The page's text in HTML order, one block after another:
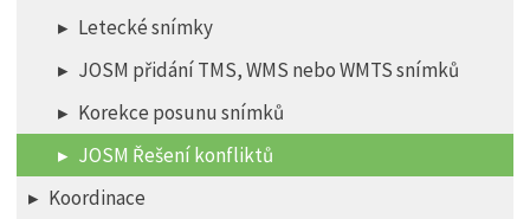
Letecké snímky
JOSM přidání TMS, WMS nebo WMTS snímků
Korekce posunu snímků
JOSM Řešení konfliktů
Koordinace